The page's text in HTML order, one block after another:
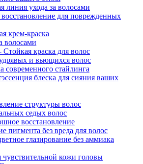
линия ухода за волосами
для поврежденных
крем-краска
волосами
краска для волос
и вьющихся волос
современного стайлинга
блеска для сияния ваших
структуры волос
седых волос
восстановление
пигмента без вреда для волос
глазирование без аммиака
чувствительной кожи головы